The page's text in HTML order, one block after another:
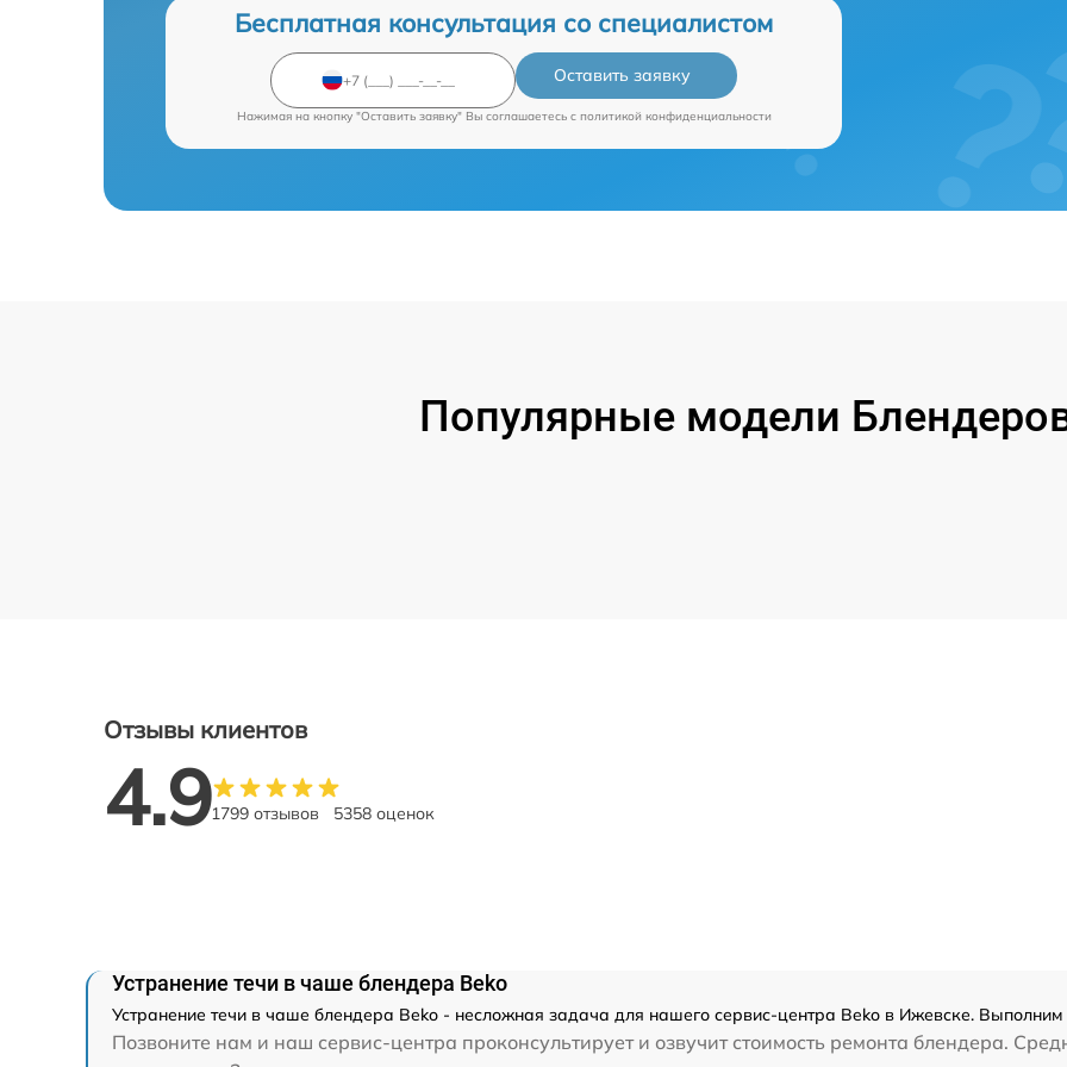
Бесплатная консультация со специалистом
Оставить заявку
Нажимая на кнопку "Оставить заявку" Вы соглашаетесь c политикой конфиденциальности
Популярные модели
Отзывы клиентов
4.91799 отзывов 5358 оценок
Устранение течи в чаше блендера Beko
Устранение течи в чаше блендера Beko - несложная задача для нашего сервис-центра Beko в Ижевске. Выполним
Позвоните нам и наш сервис-центра проконсультирует и озвучит стоимость ремонта блендера.